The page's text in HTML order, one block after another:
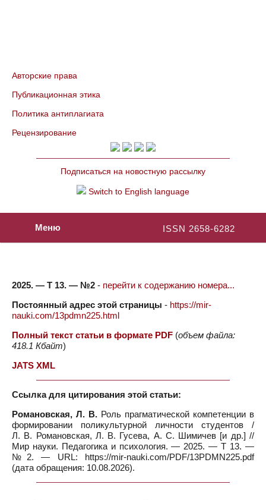
Авторские права
Публикационная этика
Политика антиплагиата
Рецензирование
Подписаться на новостную рассылку
Switch to English language
ISSN 2658-6282
Меню
2025. — Т 13. — №2 - перейти к содержанию номера...
Постоянный адрес этой страницы - https://mir-
nauki.com/13pdmn225.html
Полный текст статьи в формате PDF (объем файла:
418.1 Кбайт)
JATS XML
Ссылка для цитирования этой статьи:
Романовская, Л. В. Роль прагматической компетенции в
формировании поликультурной личности студентов /
Л. В. Романовская, Л. В. Гусева, А. С. Шимичев [и др.] //
Мир науки. Педагогика и психология. — 2025. — Т 13. —
№2. — URL: https://mir-nauki.com/PDF/13PDMN225.pdf
(дата обращения: 10.08.2026).